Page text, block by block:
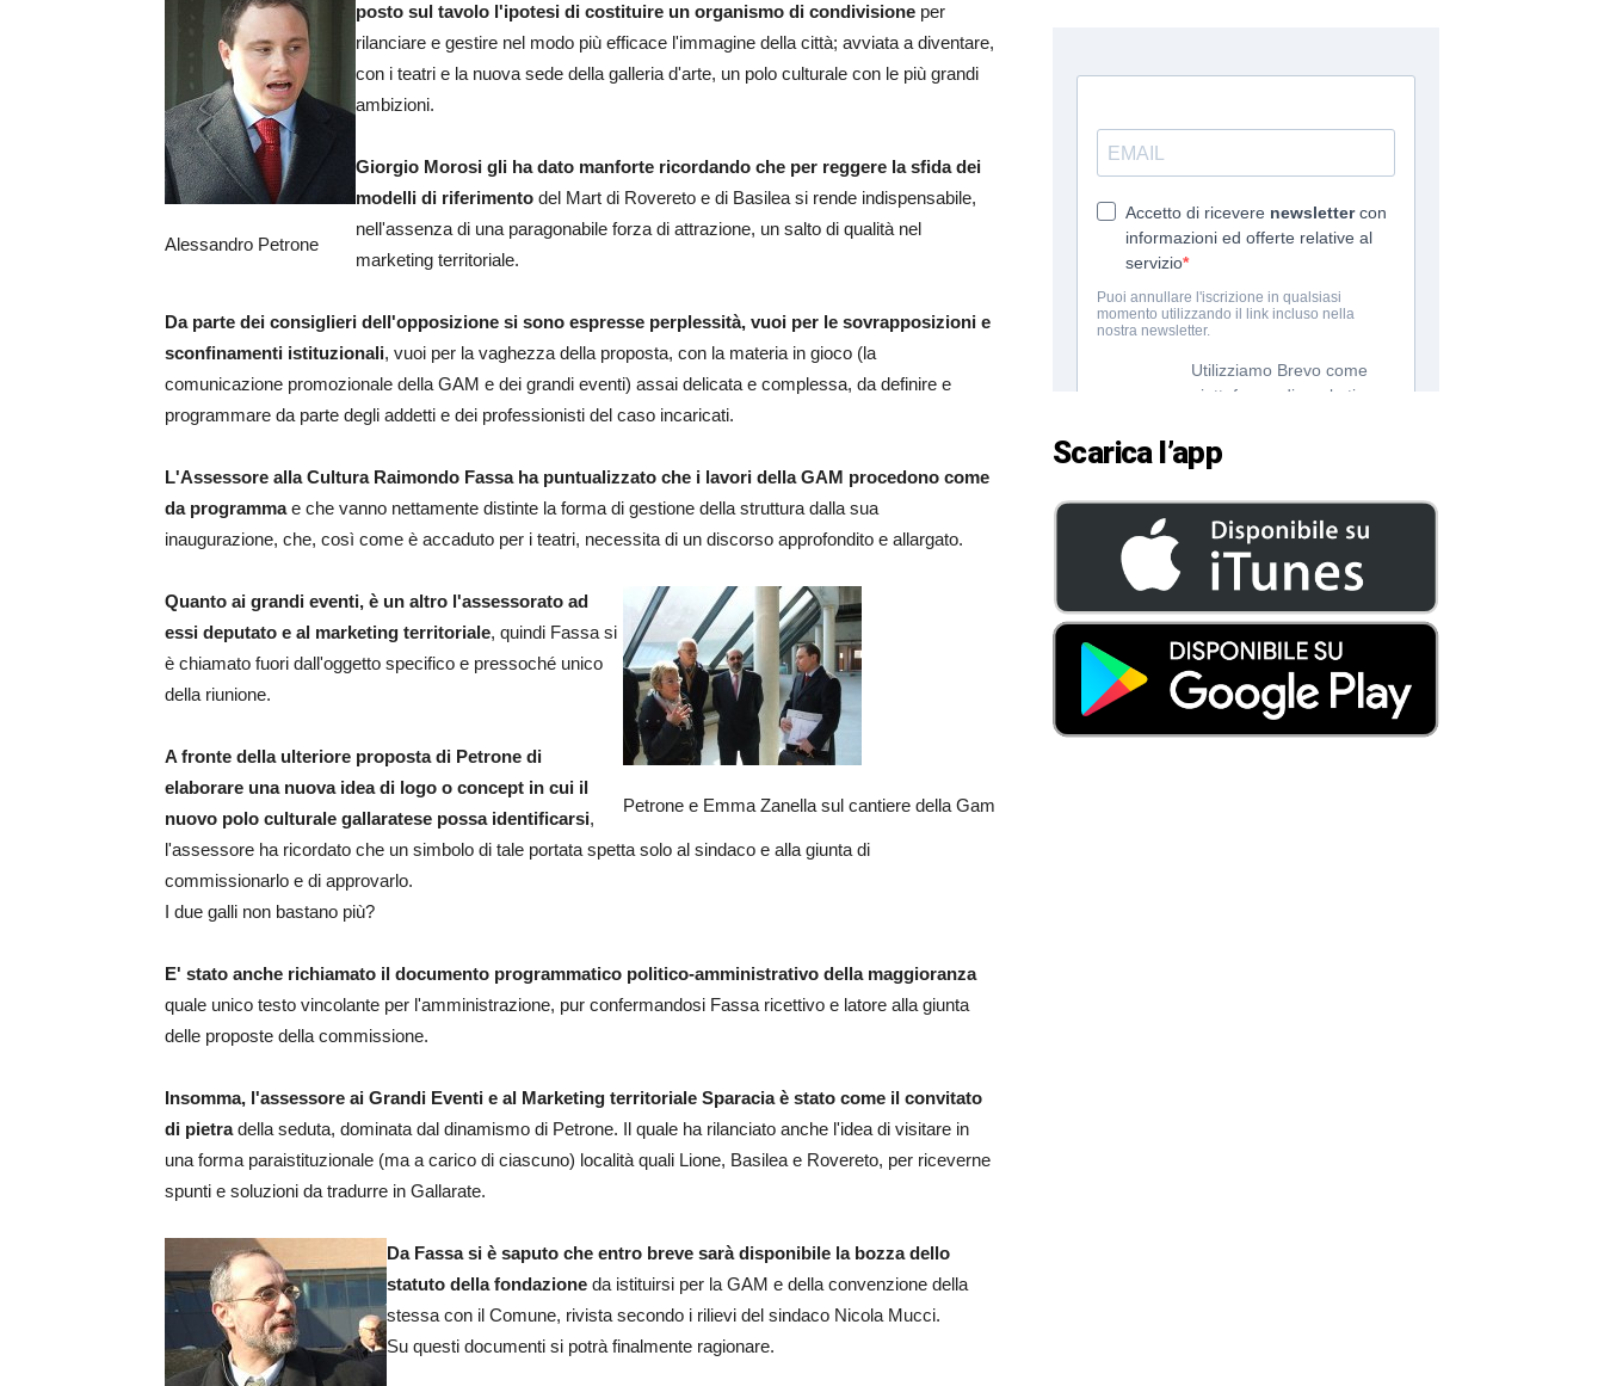
Alessandro Petrone
posto sul tavolo l'ipotesi di costituire un organismo di condivisione per
rilanciare e gestire nel modo più efficace l'immagine della città; avviata a diventare,
con i teatri e la nuova sede della galleria d'arte, un polo culturale con le più grandi
ambizioni.
Giorgio Morosi gli ha dato manforte ricordando che per reggere la sfida dei
modelli di riferimento del Mart di Rovereto e di Basilea si rende indispensabile,
nell'assenza di una paragonabile forza di attrazione, un salto di qualità nel
marketing territoriale.
Da parte dei consiglieri dell'opposizione si sono espresse perplessità, vuoi per le sovrapposizioni e
sconfinamenti istituzionali, vuoi per la vaghezza della proposta, con la materia in gioco (la
comunicazione promozionale della GAM e dei grandi eventi) assai delicata e complessa, da definire e
programmare da parte degli addetti e dei professionisti del caso incaricati.
L'Assessore alla Cultura Raimondo Fassa ha puntualizzato che i lavori della GAM procedono come
da programmae che vanno nettamente distinte la forma di gestione della struttura dalla sua
inaugurazione, che, così come è accaduto per i teatri, necessita di un discorso approfondito e allargato.
Petrone e Emma Zanella sul cantiere della Gam
Quanto ai grandi eventi, è un altro l'assessorato ad
essi deputato e al marketing territoriale, quindi Fassa si
è chiamato fuori dall'oggetto specifico e pressoché unico
della riunione.
A fronte della ulteriore proposta di Petrone di
elaborare una nuova idea di logo o concept in cui il
nuovo polo culturale gallaratese possa identificarsi,
l'assessore ha ricordato che un simbolo di tale portata spetta solo al sindaco e alla giunta di
commissionarlo e di approvarlo.
I due galli non bastano più?
E' stato anche richiamato il documento programmatico politico-amministrativo della maggioranza
quale unico testo vincolante per l'amministrazione, pur confermandosi Fassa ricettivo e latore alla giunta
delle proposte della commissione.
Insomma, l'assessore ai Grandi Eventi e al Marketing territoriale Sparacia è stato come il convitato
di pietradella seduta, dominata dal dinamismo di Petrone. Il quale ha rilanciato anche l'idea di visitare in
una forma paraistituzionale (ma a carico di ciascuno) località quali Lione, Basilea e Rovereto, per riceverne
spunti e soluzioni da tradurre in Gallarate.
Da Fassa si è saputo che entro breve sarà disponibile la bozza dello
statuto della fondazione da istituirsi per la GAM e della convenzione della
stessa con il Comune, rivista secondo i rilievi del sindaco Nicola Mucci.
Su questi documenti si potrà finalmente ragionare.
Scarica l’app